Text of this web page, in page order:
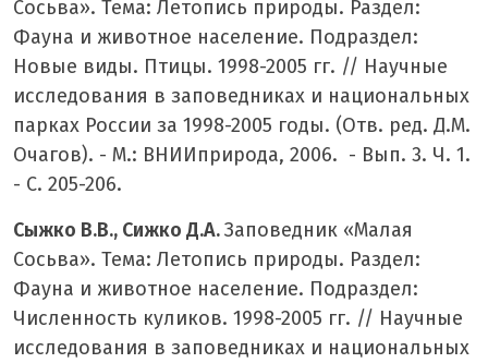
Сосьва». Тема: Летопись природы. Раздел:
Фауна и животное население. Подраздел:
Новые виды. Птицы. 1998-2005 гг. // Научные
исследования в заповедниках и национальных
парках России за 1998-2005 годы. (Отв. ред. Д.М.
Очагов). - М.: ВНИИприрода, 2006. - Вып. 3. Ч. 1.
- С. 205-206.
Сыжко В.В., Сижко Д.А.Заповедник «Малая
Сосьва». Тема: Летопись природы. Раздел:
Фауна и животное население. Подраздел:
Численность куликов. 1998-2005 гг. // Научные
исследования в заповедниках и национальных